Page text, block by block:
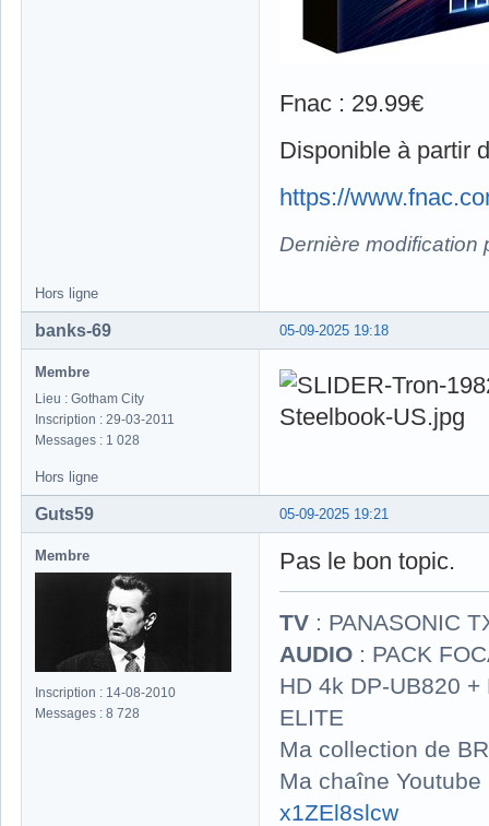
Fnac : 29.99€
Disponible à partir
https://
Dernière modification
Hors ligne
05-09-2025 19:18
banks-69
Membre
Lieu : Gotham City
Inscription : 29-03-2011
Messages : 1 028
Hors ligne
05-09-2025 19:21
Guts59
Membre
Inscription : 14-08-2010
Messages : 8 728
Pas le bon topic.
TV : PANASONIC
AUDIO : PACK
HD 4k DP-UB820
ELITE
Ma collection de
Ma chaîne
x1ZEl8slcw